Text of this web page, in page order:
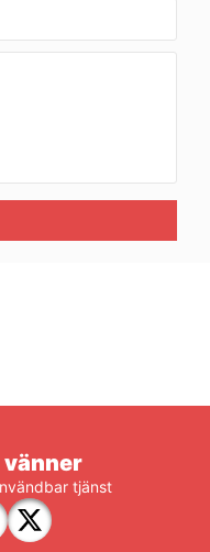
vänner
tjänst